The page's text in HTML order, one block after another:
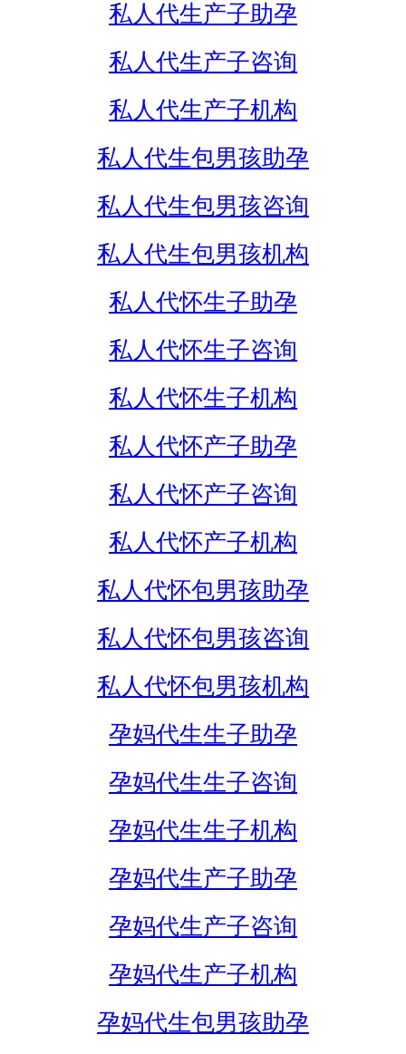
私人代生产子助孕
私人代生产子咨询
私人代生产子机构
私人代生包男孩助孕
私人代生包男孩咨询
私人代生包男孩机构
私人代怀生子助孕
私人代怀生子咨询
私人代怀生子机构
私人代怀产子助孕
私人代怀产子咨询
私人代怀产子机构
私人代怀包男孩助孕
私人代怀包男孩咨询
私人代怀包男孩机构
孕妈代生生子助孕
孕妈代生生子咨询
孕妈代生生子机构
孕妈代生产子助孕
孕妈代生产子咨询
孕妈代生产子机构
孕妈代生包男孩助孕